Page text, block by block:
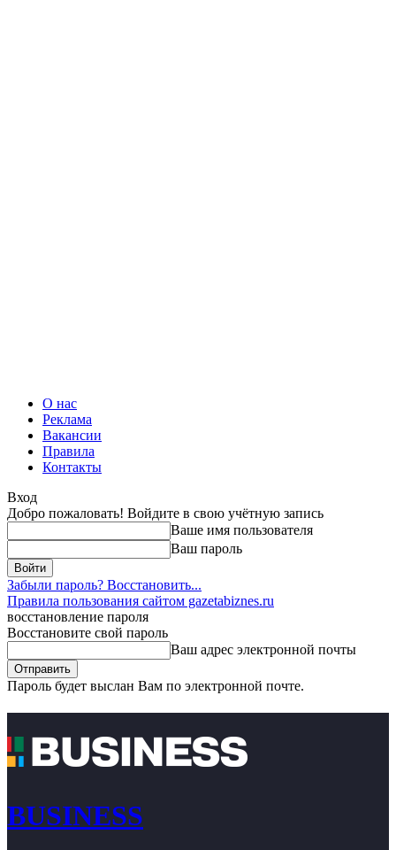
О нас
Реклама
Вакансии
Правила
Контакты
Вход
Добро пожаловать! Войдите в свою учётную запись
Ваше имя пользователя
Ваш пароль
Забыли пароль? Восстановить...
Правила пользования сайтом gazetabiznes.ru
восстановление пароля
Восстановите свой пароль
Ваш адрес электронной почты
Пароль будет выслан Вам по электронной почте.
BUSINESS